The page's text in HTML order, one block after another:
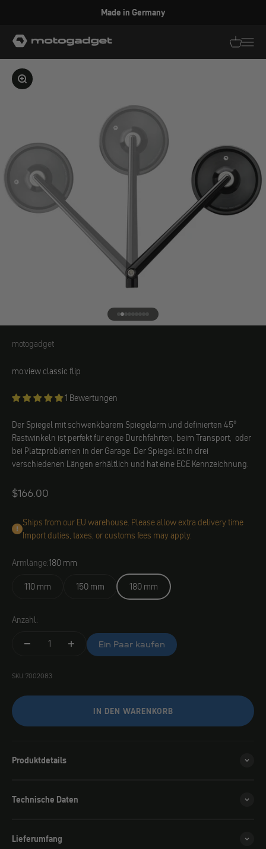
Made in Germany
motogadget GmbH
Bild vergrößern
Gehe zu Element 1
Gehe zu Element 2
Gehe zu Element 3
Gehe zu Element 4
Gehe zu Element 5
Gehe zu Element 6
Gehe zu Element 7
Gehe zu Element 8
Gehe zu Element 9
motogadget
motogadget
mo.view classic flip
1 Bewertungen
Der Spiegel mit schwenkbarem Spiegelarm und definierten 45°
Rastwinkeln ist perfekt für enge Durchfahrten, beim Transport, oder
bei Platzproblemen in der Garage. Der Spiegel ist in drei
verschiedenen Längen erhältlich und hat eine ECE Kennzeichnung.
Angebot
$166.00
Ships from our EU warehouse. Please allow extra delivery time
Import duties, taxes, or customs fees may apply.
Armlänge:180 mm
110 mm
150 mm 180 mm
Anzahl:
Ein Paar kaufen
SKU: 7002083
IN DEN WARENKORB
Produktdetails
Technische Daten
Lieferumfang